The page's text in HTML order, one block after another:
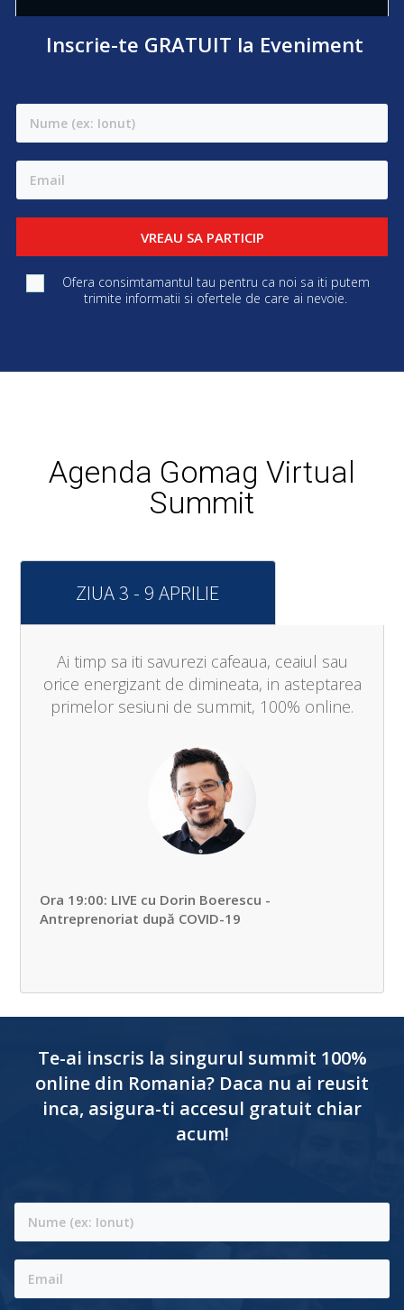
Inscrie-te GRATUIT la Eveniment
VREAU SA PARTICIP
Ofera consimtamantul tau pentru ca noi sa iti putem
trimite informatii si ofertele de care ai nevoie.
Agenda Gomag Virtual
Summit
ZIUA 3 - 9 APRILIE
Ai timp sa iti savurezi cafeaua, ceaiul sau
orice energizant de dimineata, in asteptarea
primelor sesiuni de summit, 100% online.
Ora 19:00: LIVE cu Dorin Boerescu - ​
Antreprenoriat după COVID-19
Te-ai inscris la singurul summit 100%
online din Romania? Daca nu ai reusit
inca, asigura-ti accesul gratuit chiar
acum!